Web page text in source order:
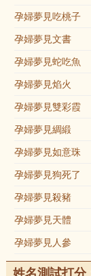
孕婦夢見吃桃子
孕婦夢見文書
孕婦夢見蛇吃魚
孕婦夢見焰火
孕婦夢見雙彩霞
孕婦夢見綢緞
孕婦夢見如意珠
孕婦夢見狗死了
孕婦夢見殺豬
孕婦夢見天體
孕婦夢見人參
姓名測試打分